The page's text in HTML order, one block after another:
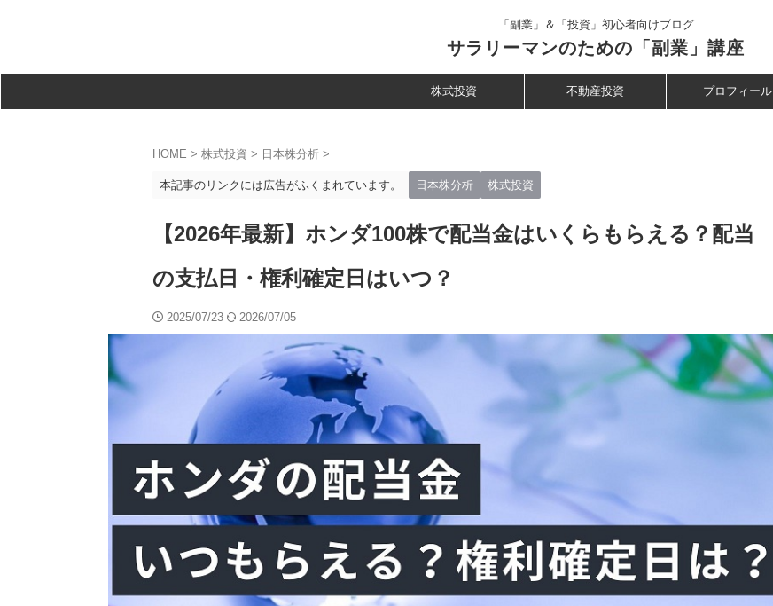
「副業」＆「投資」初心者向けブログ
サラリーマンのための「副業」講座
株式投資 不動産投資 プロフィール
HOME > 株式投資 > 日本株分析 >
本記事のリンクには広告がふくまれています。 日本株分析 株式投資
【2026年最新】ホンダ100株で配当金はいくらもらえる？配当
の支払日・権利確定日はいつ？
2025/07/23 2026/07/05